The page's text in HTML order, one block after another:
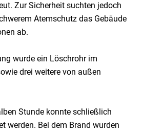
Zur Sicherheit suchten jedoch
Atemschutz das Gebäude
ab.
wurde ein Löschrohr im
drei weitere von außen
Stunde konnte schließlich
werden. Bei dem Brand wurden